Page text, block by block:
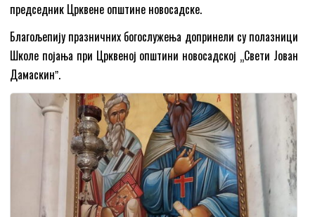
председник Црквене општине новосадске.
Благољепију празничних богослужења допринели су полазници
Школе појања при Црквеној општини новосадској „Свети Јован
Дамаскинˮ.